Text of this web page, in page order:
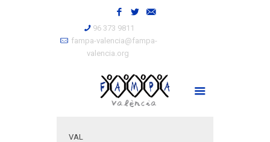
96 373 9811
fampa-valencia@fampa-
valencia.org
VAL